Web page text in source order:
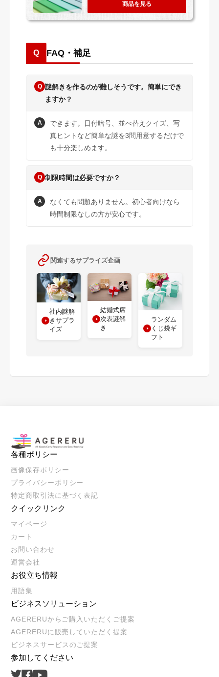
商品を見る
Q FAQ・補足
Q 謎解きを作るのが難しそうです。簡単にでき
ますか？
A
できます。日付暗号、並べ替えクイズ、写
真ヒントなど簡単な謎を3問用意するだけで
も十分楽しめます。
Q 制限時間は必要ですか？
A
なくても問題ありません。初心者向けなら
時間制限なしの方が安心です。
関連するサプライズ企画
社内謎解
きサプラ
イズ
結婚式席
次表謎解
き
ランダム
くじ袋ギ
フト
各種ポリシー
画像保存ポリシー
プライバシーポリシー
特定商取引法に基づく表記
クイックリンク
マイページ
カート
お問い合わせ
運営会社
お役立ち情報
用語集
ビジネスソリューション
AGERERUからご購入いただくご提案
AGERERUに販売していただく提案
ビジネスサービスのご提案
参加してください
Twitter
Facebook
Youtube